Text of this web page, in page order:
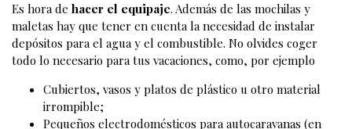
Es hora de hacer el equipaje. Además de las mochilas y
maletas hay que tener en cuenta la necesidad de instalar
depósitos para el agua y el combustible. No olvides coger
todo lo necesario para tus vacaciones, como, por ejemplo
Cubiertos, vasos y platos de plástico u otro material
irrompible;
Pequeños electrodomésticos para autocaravanas (en